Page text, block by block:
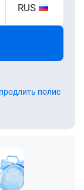
RUS
продлить полис